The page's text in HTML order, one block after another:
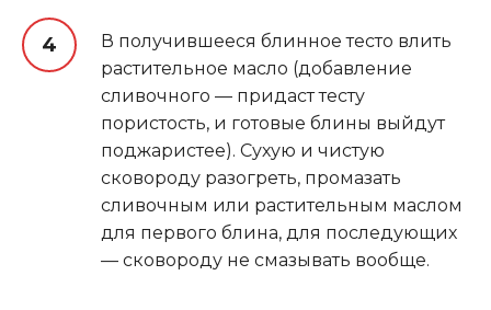
В получившееся блинное тесто влить
растительное масло (добавление
сливочного — придаст тесту
пористость, и готовые блины выйдут
поджаристее). Сухую и чистую
сковороду разогреть, промазать
сливочным или растительным маслом
для первого блина, для последующих
— сковороду не смазывать вообще.